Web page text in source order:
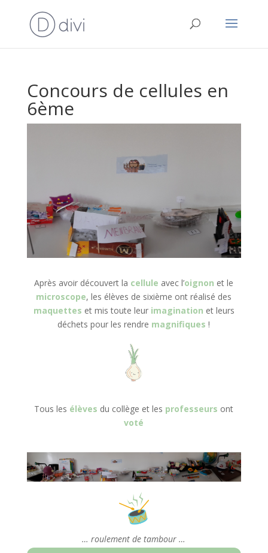
Concours de cellules en
6ème
Après avoir découvert la cellule avec l’oignon et le
microscope, les élèves de sixième ont réalisé des
maquettes et mis toute leur imagination et leurs
déchets pour les rendre magnifiques!
Tous les élèves du collège et les professeurs ont
voté
… roulement de tambour …